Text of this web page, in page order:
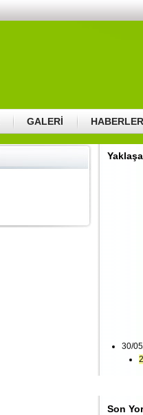
GALERİ HABERLER
30/
Son